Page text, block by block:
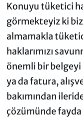
Konuyu tüketici
görmekteyiz ki
almamakla
haklarımızı
önemli bir belgeyi
ya da fatura,
bakımından
çözümünde